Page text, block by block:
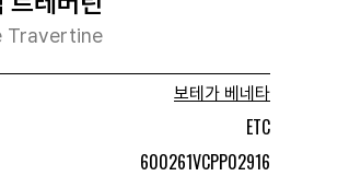
Travertine
보테가 베네타
ETC
600261VCPP02916